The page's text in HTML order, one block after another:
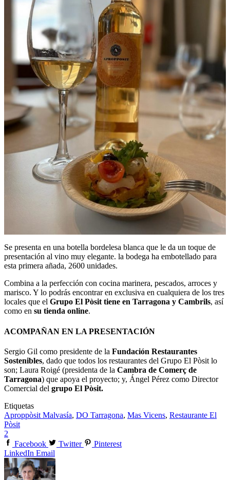
Se presenta en una botella bordelesa blanca que le da un toque de
presentación al vino muy elegante. la bodega ha embotellado para
esta primera añada, 2600 unidades.
Combina a la perfección con cocina marinera, pescados, arroces y
marisco. Y lo podrás encontrar en exclusiva en cualquiera de los tres
locales que el Grupo El Pòsit tiene en Tarragona y Cambrils, así
como en su tienda online.
ACOMPAÑAN EN LA PRESENTACIÓN
Sergio Gil como presidente de la Fundación Restaurantes
Sostenibles, dado que todos los restaurantes del Grupo El Pòsit lo
son; Laura Roigé (presidenta de la Cambra de Comerç de
Tarragona) que apoya el proyecto; y, Ángel Pérez como Director
Comercial del grupo El Pòsit.
Etiquetas
Aproppòsit Malvasía, DO Tarragona, Mas Vicens, Restaurante El
Pòsit
2
Facebook
Twitter
Pinterest
LinkedIn Email